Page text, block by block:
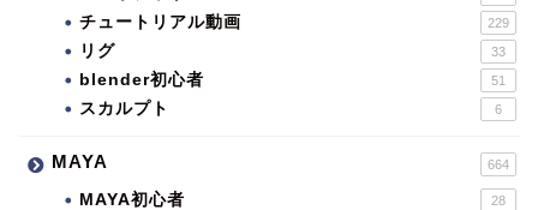
チュートリアル動画 229
リグ 33
blender初心者 51
スカルプト 6
MAYA 664
MAYA初心者 28